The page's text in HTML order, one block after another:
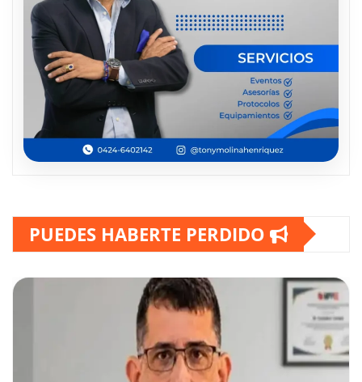
PUEDES HABERTE PERDIDO